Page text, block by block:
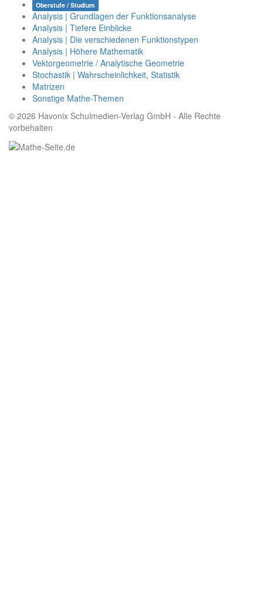
Oberstufe / Studium
Analysis | Grundlagen der Funktionsanalyse
Analysis | Tiefere Einblicke
Analysis | Die verschiedenen Funktionstypen
Analysis | Höhere Mathematik
Vektorgeometrie / Analytische Geometrie
Stochastik | Wahrscheinlichkeit, Statistik
Matrizen
Sonstige Mathe-Themen
© 2026 Havonix Schulmedien-Verlag GmbH - Alle Rechte
vorbehalten